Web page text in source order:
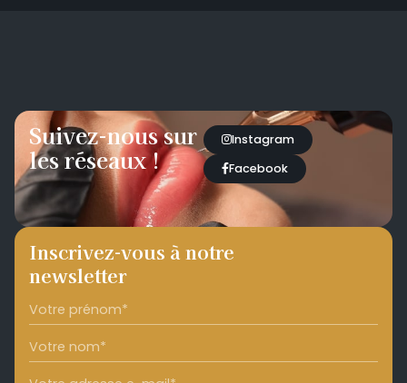
Suivez-nous sur
les réseaux !
Instagram
Facebook
Inscrivez-vous à notre
newsletter